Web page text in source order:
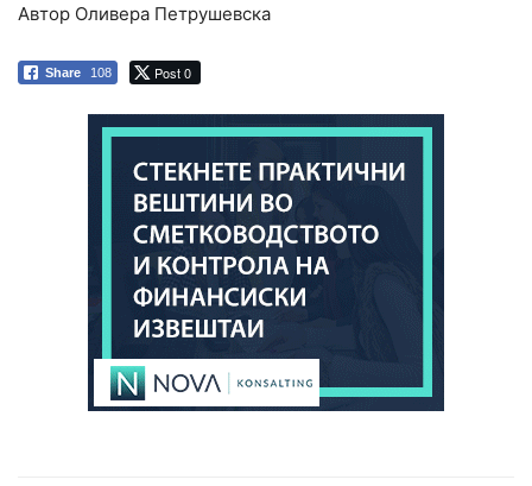
Автор Оливера Петрушевска
Share 108 Post 0